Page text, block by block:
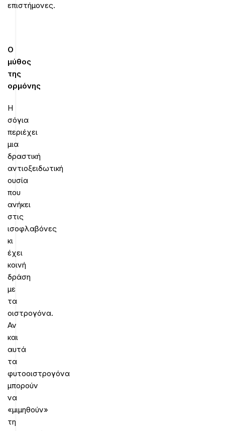
επιστήμονες.
Ο
μύθος
της
ορμόνης
Η
σόγια
περιέχει
μια
δραστική
αντιοξειδωτική
ουσία
που
ανήκει
στις
ισοφλαβόνες
κι
έχει
κοινή
δράση
με
τα
οιστρογόνα.
Αν
και
αυτά
τα
φυτοοιστρογόνα
μπορούν
να
«μιμηθούν»
τη